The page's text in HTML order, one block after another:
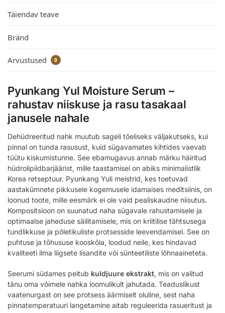
Täiendav teave
Bränd
Arvustused 0
Pyunkang Yul Moisture Serum –
rahustav niiskuse ja rasu tasakaal
janusele nahale
Dehüdreeritud nahk muutub sageli tõeliseks väljakutseks, kui
pinnal on tunda rasusust, kuid sügavamates kihtides vaevab
tüütu kiskumistunne. See ebamugavus annab märku häiritud
hüdrolipiidbarjäärist, mille taastamisel on abiks minimalistlik
Korea retseptuur. Pyunkang Yuli meistrid, kes toetuvad
aastakümnete pikkusele kogemusele idamaises meditsiinis, on
loonud toote, mille eesmärk ei ole vaid pealiskaudne niisutus.
Kompositsioon on suunatud naha sügavale rahustamisele ja
optimaalse jaheduse säilitamisele, mis on kriitilise tähtsusega
tundlikkuse ja põletikuliste protsesside leevendamisel. See on
puhtuse ja tõhususe kooskõla, loodud neile, kes hindavad
kvaliteeti ilma liigsete lisandite või sünteetiliste lõhnaaineteta.
Seerumi südames peitub kuldjuure ekstrakt, mis on valitud
tänu oma võimele nahka loomulikult jahutada. Teaduslikust
vaatenurgast on see protsess äärmiselt oluline, sest naha
pinnatemperatuuri langetamine aitab reguleerida rasueritust ja